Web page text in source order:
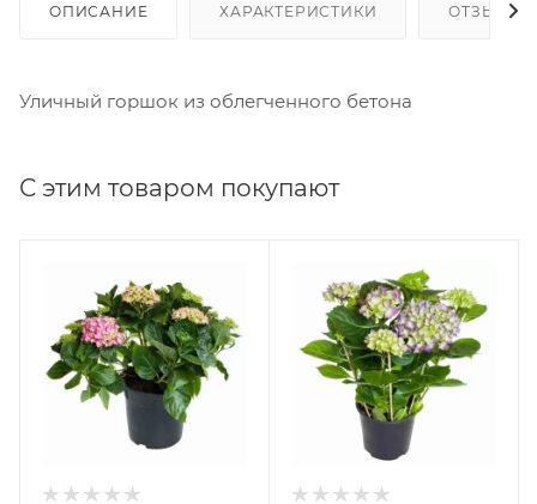
ОПИСАНИЕ ХАРАКТЕРИСТИКИ ОТЗЫВЫ
Уличный горшок из облегченного бетона
С этим товаром покупают